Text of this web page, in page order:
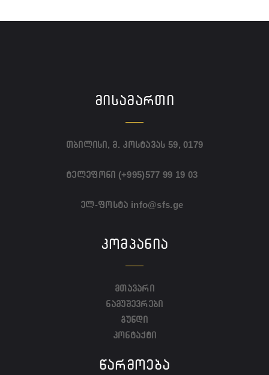
ᲛᲘᲡᲐᲛᲐᲠᲗᲘ
თბილისი, მ. კოსტავას 59, 0179
ტელეფონი (+995)577 99 19 03
ელ-ფოსტა info@sfs.ge
ᲙᲝᲛᲞᲐᲜᲘᲐ
მთავარი
ნამუშევრები
გუნდი
კონტაქტი
ᲬᲐᲠᲛᲝᲔᲑᲐ